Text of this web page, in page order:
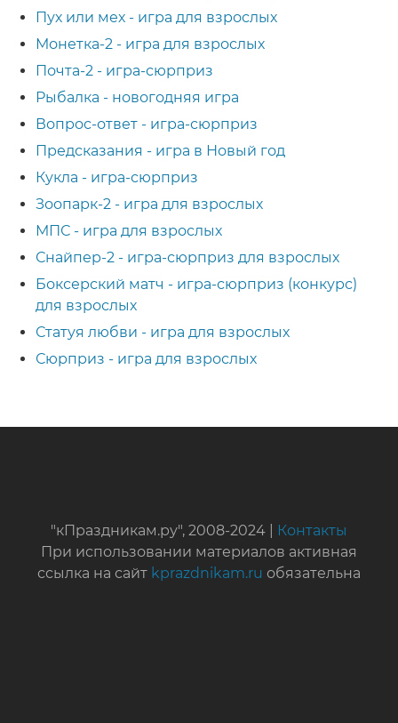
Пух или мех - игра для взрослых
Монетка-2 - игра для взрослых
Почта-2 - игра-сюрприз
Рыбалка - новогодняя игра
Вопрос-ответ - игра-сюрприз
Предсказания - игра в Новый год
Кукла - игра-сюрприз
Зоопарк-2 - игра для взрослых
МПС - игра для взрослых
Снайпер-2 - игра-сюрприз для взрослых
Боксерский матч - игра-сюрприз (конкурс)
для взрослых
Статуя любви - игра для взрослых
Сюрприз - игра для взрослых
"кПраздникам.ру", 2008-2024 |
Контакты
При использовании материалов активная
ссылка на сайт kprazdnikam.ru обязательна